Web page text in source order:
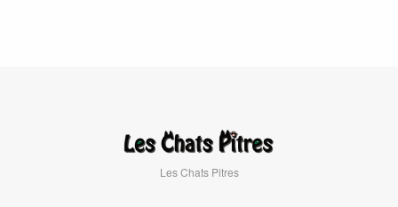
Les Chats Pitres